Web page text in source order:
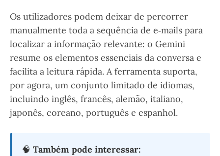
Os utilizadores podem deixar de percorrer
manualmente toda a sequência de e‑mails para
localizar a informação relevante: o Gemini
resume os elementos essenciais da conversa e
facilita a leitura rápida. A ferramenta suporta,
por agora, um conjunto limitado de idiomas,
incluindo inglês, francês, alemão, italiano,
japonês, coreano, português e espanhol.
🧠 Também pode interessar: